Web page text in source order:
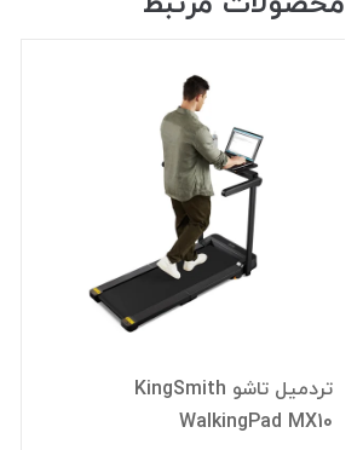
تردمیل تاشو KingSmith
WalkingPad MX10